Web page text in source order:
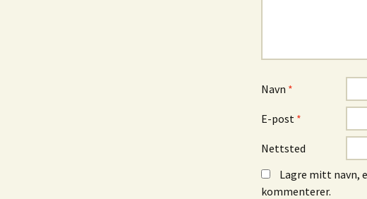
Navn *
E-post *
Nettsted
Lagre mitt navn,
kommenterer.